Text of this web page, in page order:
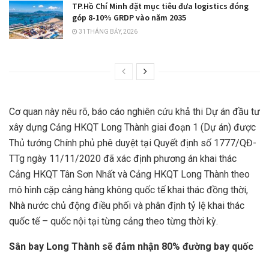
TP.Hồ Chí Minh đặt mục tiêu đưa logistics đóng
góp 8-10% GRDP vào năm 2035
31 THÁNG BẢY, 2026
Cơ quan này nêu rõ, báo cáo nghiên cứu khả thi Dự án đầu tư
xây dựng Cảng HKQT Long Thành giai đoạn 1 (Dự án) được
Thủ tướng Chính phủ phê duyệt tại Quyết định số 1777/QĐ-
TTg ngày 11/11/2020 đã xác định phương án khai thác
Cảng HKQT Tân Sơn Nhất và Cảng HKQT Long Thành theo
mô hình cặp cảng hàng không quốc tế khai thác đồng thời,
Nhà nước chủ động điều phối và phân định tỷ lệ khai thác
quốc tế – quốc nội tại từng cảng theo từng thời kỳ.
Sân bay Long Thành sẽ đảm nhận 80% đường bay quốc